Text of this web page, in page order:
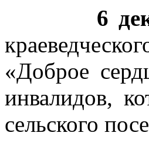
6
«Доброе
инвалидов,
сельского